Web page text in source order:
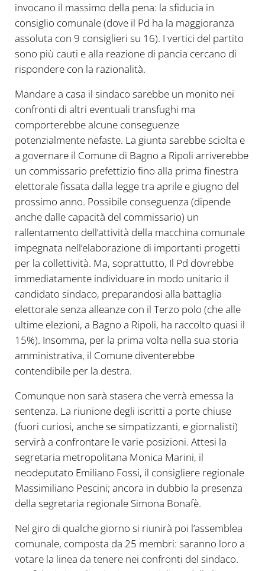
invocano il massimo della pena: la sfiducia in
consiglio comunale (dove il Pd ha la maggioranza
assoluta con 9 consiglieri su 16). I vertici del partito
sono più cauti e alla reazione di pancia cercano di
rispondere con la razionalità.
Mandare a casa il sindaco sarebbe un monito nei
confronti di altri eventuali transfughi ma
comporterebbe alcune conseguenze
potenzialmente nefaste. La giunta sarebbe sciolta e
a governare il Comune di Bagno a Ripoli arriverebbe
un commissario prefettizio fino alla prima finestra
elettorale fissata dalla legge tra aprile e giugno del
prossimo anno. Possibile conseguenza (dipende
anche dalle capacità del commissario) un
rallentamento dell’attività della macchina comunale
impegnata nell’elaborazione di importanti progetti
per la collettività. Ma, soprattutto, Il Pd dovrebbe
immediatamente individuare in modo unitario il
candidato sindaco, preparandosi alla battaglia
elettorale senza alleanze con il Terzo polo (che alle
ultime elezioni, a Bagno a Ripoli, ha raccolto quasi il
15%). Insomma, per la prima volta nella sua storia
amministrativa, il Comune diventerebbe
contendibile per la destra.
Comunque non sarà stasera che verrà emessa la
sentenza. La riunione degli iscritti a porte chiuse
(fuori curiosi, anche se simpatizzanti, e giornalisti)
servirà a confrontare le varie posizioni. Attesi la
segretaria metropolitana Monica Marini, il
neodeputato Emiliano Fossi, il consigliere regionale
Massimiliano Pescini; ancora in dubbio la presenza
della segretaria regionale Simona Bonafè.
Nel giro di qualche giorno si riunirà poi l’assemblea
comunale, composta da 25 membri: saranno loro a
votare la linea da tenere nei confronti del sindaco.